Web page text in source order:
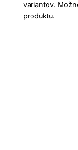
variantov.
produktu.